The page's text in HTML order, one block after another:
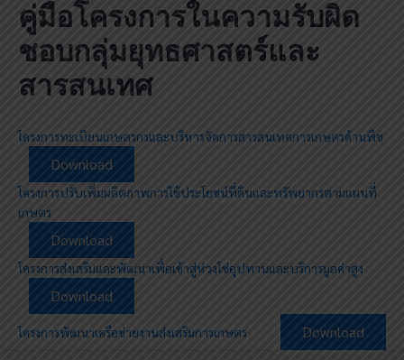
Skip
content
คู่มือโครงการในความรับผิด
ชอบกลุ่มยุทธศาสตร์และ
สารสนเทศ
โครงการทะเบียนเกษตรกรและบริหารจัดการสารสนเทศการเกษตรด้านพืช
Download
โครงการปรับเพิ่มผลิตภาพการใช้ประโยชน์ที่ดินและทรัพยากรตามแผนที่
เกษตร
Download
โครงการส่งเสริมและพัฒนาเพื่อเข้าสู่ห่วงโซ่อุปทานและบริการมูลค่าสูง
Download
โครงการพัฒนาเครือข่ายงานส่งเสริมการเกษตร Download